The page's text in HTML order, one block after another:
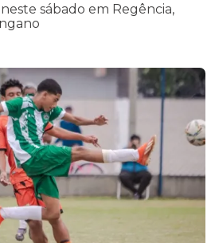
sábado em Regência,